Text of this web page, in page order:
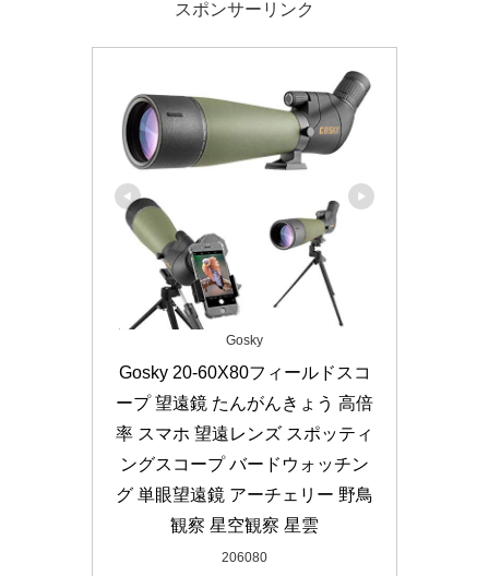
スポンサーリンク
Gosky
Gosky 20-60X80フィールドスコ
ープ 望遠鏡 たんがんきょう 高倍
率 スマホ 望遠レンズ スポッティ
ングスコープ バードウォッチン
グ 単眼望遠鏡 アーチェリー 野鳥
観察 星空観察 星雲
206080